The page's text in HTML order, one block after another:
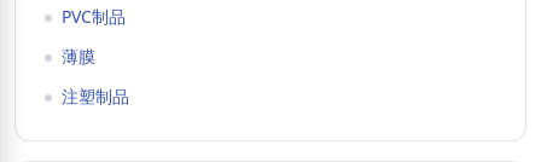
PVC制品
薄膜
注塑制品